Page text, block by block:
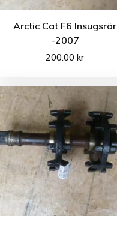
Arctic Cat F6 Insugsrör
-2007
200.00kr